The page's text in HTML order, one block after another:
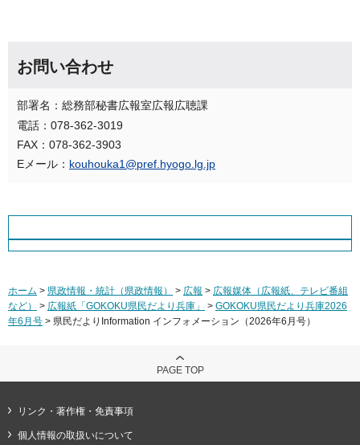
お問い合わせ
部署名：総務部秘書広報室広報広聴課
電話：078-362-3019
FAX：078-362-3903
Eメール： kouhouka1@pref.hyogo.lg.jp
ホーム > 県政情報・統計（県政情報） > 広報 > 広報媒体（広報紙、テレビ番組
など）
> 広報紙「GOKOKU県民だより兵庫」 > GOKOKU県民だより兵庫2026
年6月号 > 県民だよりInformation インフォメーション（2026年6月号）
PAGE TOP
リンク・著作権・免責事項
個人情報の取扱いについて